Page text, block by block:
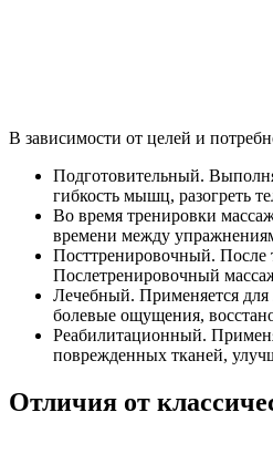
В зависимости от целей и
Подготовительный.
гибкость мышц, разогреть
Во время тренировки
времени между
Посттренировочный. После
Послетренировочный
Лечебный. Применяется
болевые ощущения,
Реабилитационный.
поврежденных тканей,
Отличия от